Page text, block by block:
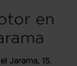
en
Jarama, 15